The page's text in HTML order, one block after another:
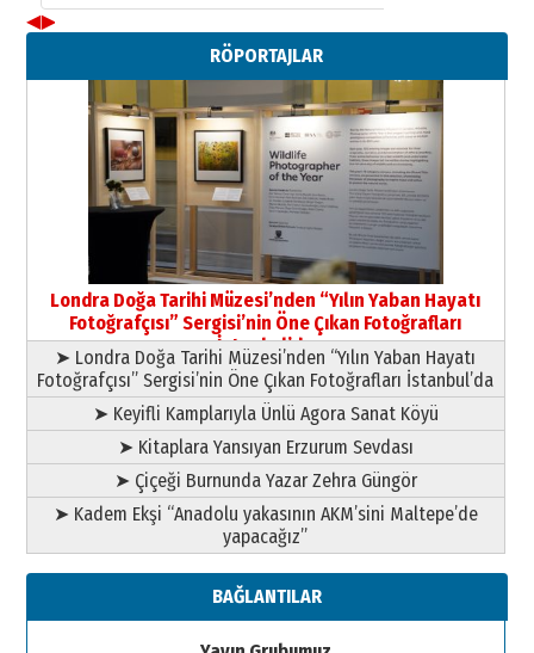
Neşat YALÇIN
Paranın Aile Kültüründeki Yeri
03 Ağustos 2026 Pazartesi
Yıldırım Gündoğdu
HAVVA’NIN ÜÇ KIZI
09 Temmuz 2026 Perşembe
Yusuf POLAT
Şampiyonluk Sebahattin Şirin’e
yazar
11 Mayıs 2026 Pazartesi
◀▶
RÖPORTAJLAR
Londra Doğa Tarihi Müzesi’nden “Yılın Yaban Hayatı
Fotoğrafçısı” Sergisi’nin Öne Çıkan Fotoğrafları
İstanbul’da
➤ Londra Doğa Tarihi Müzesi’nden “Yılın Yaban Hayatı
Fotoğrafçısı” Sergisi’nin Öne Çıkan Fotoğrafları İstanbul’da
➤ Keyifli Kamplarıyla Ünlü Agora Sanat Köyü
➤ Kitaplara Yansıyan Erzurum Sevdası
➤ Çiçeği Burnunda Yazar Zehra Güngör
➤ Kadem Ekşi “Anadolu yakasının AKM’sini Maltepe’de
yapacağız”
BAĞLANTILAR